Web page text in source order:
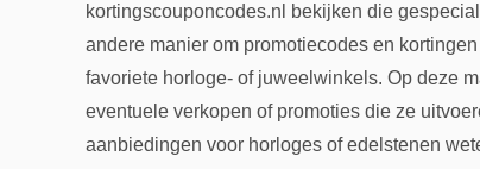
kortingscouponcodes.nl bekijken die
andere manier om promotiecodes en
favoriete horloge- of juweelwinkels. Op deze
eventuele verkopen of promoties die ze
aanbiedingen voor horloges of edelstenen